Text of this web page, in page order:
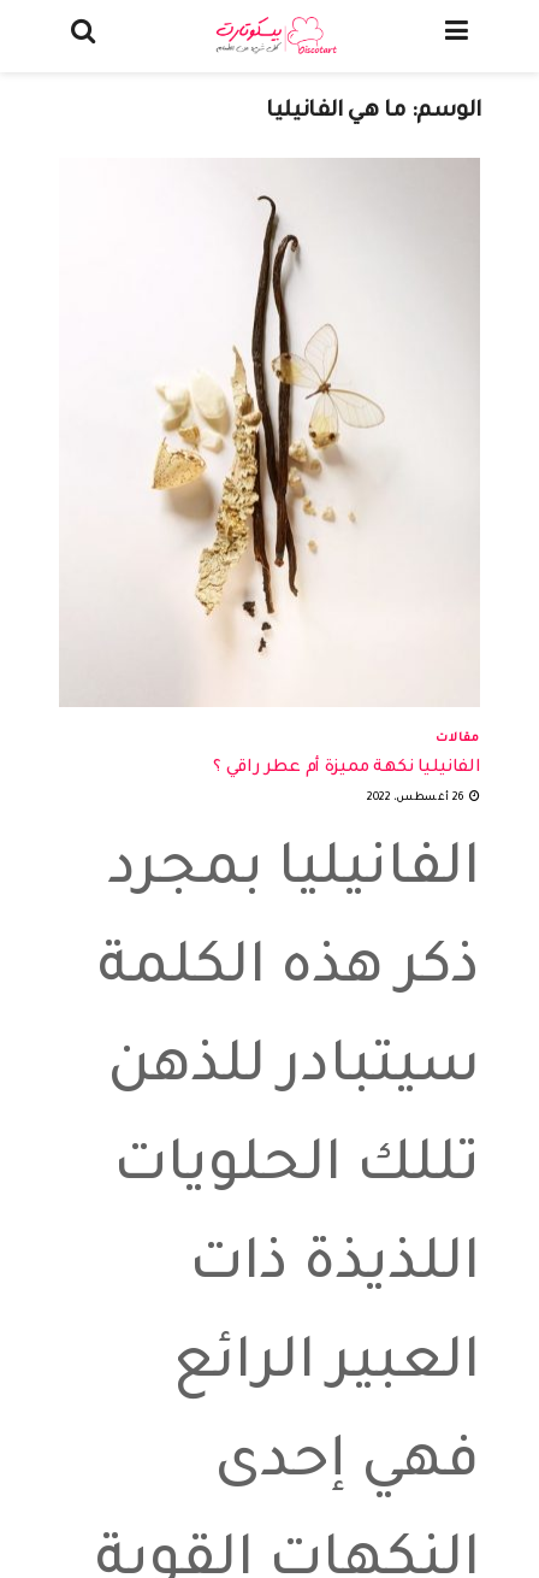
الوسم: ما هي الفانيليا
مقالات
الفانيليا نكهة مميزة أم عطر راقي ؟
الفانيليا بمجرد
ذكر هذه الكلمة
سيتبادر للذهن
تللك الحلويات
اللذيذة ذات
العبير الرائع
فهي إحدى
النكهات القوية